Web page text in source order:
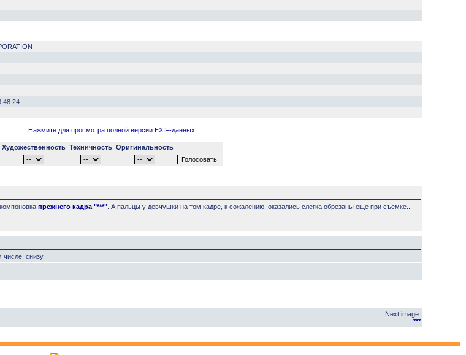
Нажмите для просмотра полной версии EXIF-данных
Художественность Техничность Оригинальность
прежнего кадра "***" . А пальцы у девчушки на том кадре, к сожалению, оказались слегка обрезаны еще при съемке...
снизу.
Next image:
***